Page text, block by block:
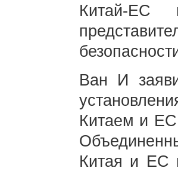
Китай-ЕС
Ван И
Китаем и
Китая и ЕС